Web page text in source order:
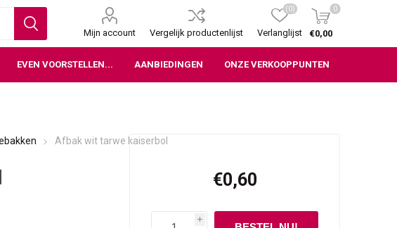
Mijn account Vergelijk productenlijst Verlanglijst
(0) 0
€0,00
EVEN VOORSTELLEN... AANBIEDINGEN ONZE VERKOOPPUNTEN
Afbak wit tarwe kaiserbol
€0,60
i